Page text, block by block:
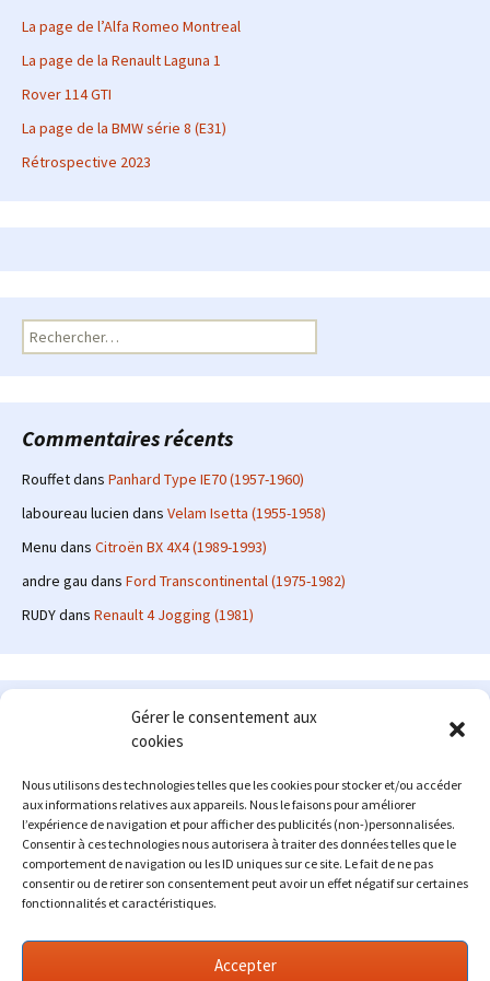
Gérer le consentement aux
cookies
Nous utilisons des technologies telles que les cookies pour stocker et/ou accéder
aux informations relatives aux appareils. Nous le faisons pour améliorer
l’expérience de navigation et pour afficher des publicités (non-)personnalisées.
Consentir à ces technologies nous autorisera à traiter des données telles que le
comportement de navigation ou les ID uniques sur ce site. Le fait de ne pas
consentir ou de retirer son consentement peut avoir un effet négatif sur certaines
fonctionnalités et caractéristiques.
Accepter
La page de l’Alfa Romeo Montreal
La page de la Renault Laguna 1
Rover 114 GTI
La page de la BMW série 8 (E31)
Rétrospective 2023
Rechercher :
Commentaires récents
Rouffetdans Panhard Type IE70 (1957-1960)
laboureau lucien dans Velam Isetta (1955-1958)
Menu dans Citroën BX 4X4 (1989-1993)
andre gau dans Ford Transcontinental (1975-1982)
RUDYdans Renault 4 Jogging (1981)
Le site en quelques mots
: passionné d'automobile ancienne depuis de
internet à partir de 2009 au travers d'un blog qui a connu un relatif
succès. Fin 2013, je décide de prendre mon autonomie et me lancer
avec mon propre site : l'Automobile Ancienne.
Me contacter : alex(at)lautomobileancienne.com